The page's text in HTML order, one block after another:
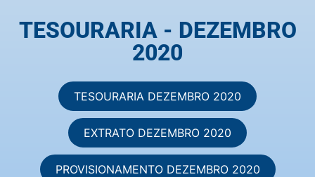
TESOURARIA - DEZEMBRO
2020
TESOURARIA DEZEMBRO 2020
EXTRATO DEZEMBRO 2020
PROVISIONAMENTO DEZEMBRO 2020